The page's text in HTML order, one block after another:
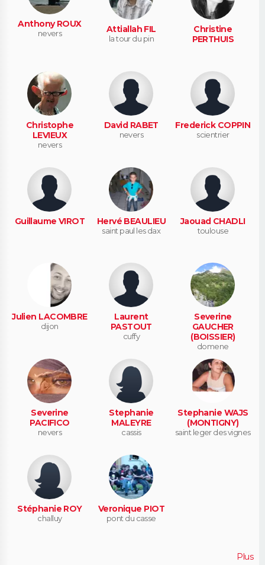
Anthony ROUX
nevers Attiallah FIL
la tour du pin
Christine
PERTHUIS
Christophe
LEVIEUX
nevers
David RABET
nevers
Frederick COPPIN
scientrier
Guillaume VIROT Hervé BEAULIEU
saint paul les dax
Jaouad CHADLI
toulouse
Julien LACOMBRE
dijon
Laurent
PASTOUT
cuffy
Severine
GAUCHER
(BOISSIER)
domene
Severine
PACIFICO
nevers
Stephanie
MALEYRE
cassis
Stephanie WAJS
(MONTIGNY)
saint leger des vignes
Stéphanie ROY
challuy
Veronique PIOT
pont du casse
Plus